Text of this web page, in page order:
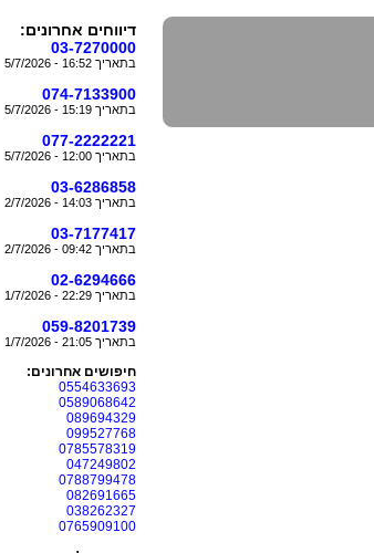
דיווחים אחרונים:
03-7270000
בתאריך 16:52 - 5/7/2026
074-7133900
בתאריך 15:19 - 5/7/2026
077-2222221
בתאריך 12:00 - 5/7/2026
03-6286858
בתאריך 14:03 - 2/7/2026
03-7177417
בתאריך 09:42 - 2/7/2026
02-6294666
בתאריך 22:29 - 1/7/2026
059-8201739
בתאריך 21:05 - 1/7/2026
חיפושים אחרונים:
0554633693
0589068642
089694329
099527768
0785578319
047249802
0788799478
082691665
038262327
0765909100